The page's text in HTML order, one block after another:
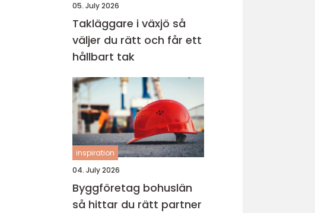
05. July 2026
Takläggare i växjö så
väljer du rätt och får ett
hållbart tak
inspiration
04. July 2026
Byggföretag bohuslän
så hittar du rätt partner